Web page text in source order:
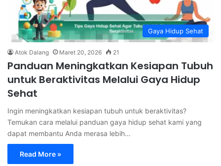
Gaya Hidup Sehat
Atok Dalang Maret 20, 2026 21
Panduan Meningkatkan Kesiapan Tubuh
untuk Beraktivitas Melalui Gaya Hidup
Sehat
Ingin meningkatkan kesiapan tubuh untuk beraktivitas?
Temukan cara melalui panduan gaya hidup sehat kami yang
dapat membantu Anda merasa lebih…
Read More »